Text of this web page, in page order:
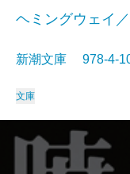
ヘミングウェイ
新潮文庫 978-4-
文庫